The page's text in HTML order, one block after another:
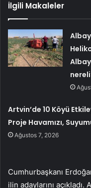
İlgili Makaleler
Artvin’de 10 Köyü
Proje Havamızı,
Ağustos 7, 2026
Cumhurbaşkanı
ilin adaylarını